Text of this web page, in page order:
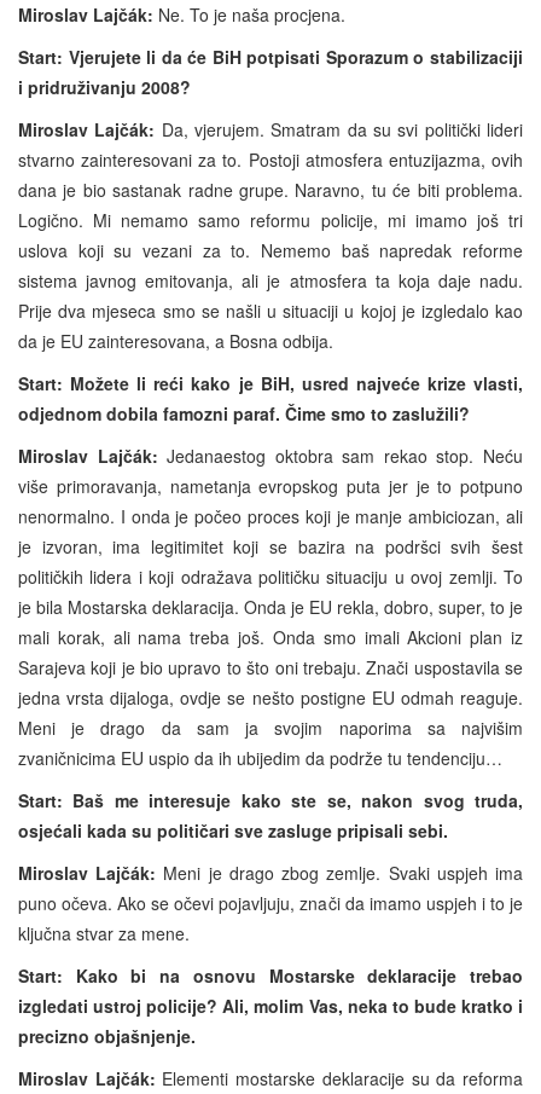
Miroslav Lajčák: Ne. To je naša procjena.
Start: Vjerujete li da će BiH potpisati Sporazum o stabilizaciji
i pridruživanju 2008?
Miroslav Lajčák: Da, vjerujem. Smatram da su svi politički lideri
stvarno zainteresovani za to. Postoji atmosfera entuzijazma, ovih
dana je bio sastanak radne grupe. Naravno, tu će biti problema.
Logično. Mi nemamo samo reformu policije, mi imamo još tri
uslova koji su vezani za to. Nememo baš napredak reforme
sistema javnog emitovanja, ali je atmosfera ta koja daje nadu.
Prije dva mjeseca smo se našli u situaciji u kojoj je izgledalo kao
da je EU zainteresovana, a Bosna odbija.
Start: Možete li reći kako je BiH, usred najveće krize vlasti,
odjednom dobila famozni paraf. Čime smo to zaslužili?
Miroslav Lajčák: Jedanaestog oktobra sam rekao stop. Neću
više primoravanja, nametanja evropskog puta jer je to potpuno
nenormalno. I onda je počeo proces koji je manje ambiciozan, ali
je izvoran, ima legitimitet koji se bazira na podršci svih šest
političkih lidera i koji odražava političku situaciju u ovoj zemlji. To
je bila Mostarska deklaracija. Onda je EU rekla, dobro, super, to je
mali korak, ali nama treba još. Onda smo imali Akcioni plan iz
Sarajeva koji je bio upravo to što oni trebaju. Znači uspostavila se
jedna vrsta dijaloga, ovdje se nešto postigne EU odmah reaguje.
Meni je drago da sam ja svojim naporima sa najvišim
zvaničnicima EU uspio da ih ubijedim da podrže tu tendenciju…
Start: Baš me interesuje kako ste se, nakon svog truda,
osjećali kada su političari sve zasluge pripisali sebi.
Miroslav Lajčák: Meni je drago zbog zemlje. Svaki uspjeh ima
puno očeva. Ako se očevi pojavljuju, znači da imamo uspjeh i to je
ključna stvar za mene.
Start: Kako bi na osnovu Mostarske deklaracije trebao
izgledati ustroj policije? Ali, molim Vas, neka to bude kratko i
precizno objašnjenje.
Miroslav Lajčák: Elementi mostarske deklaracije su da reforma